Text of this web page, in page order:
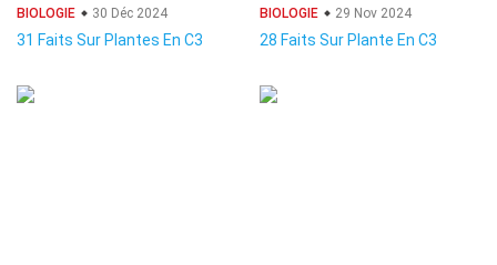
BIOLOGIE 30 Déc 2024
31 Faits Sur Plantes En C3
BIOLOGIE 29 Nov 2024
28 Faits Sur Plante En C3